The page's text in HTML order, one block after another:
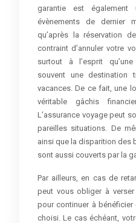
garantie est
évènements de dernier
qu’après la réservation
contraint d’annuler votre
surtout à l’esprit
souvent une destination
vacances. De ce fait, une
véritable gâchis
L’assurance voyage peut
pareilles situations. De
ainsi que la disparition des
sont aussi couverts par la
Par ailleurs, en cas de
peut vous obliger à
pour continuer à
choisi. Le cas échéant,